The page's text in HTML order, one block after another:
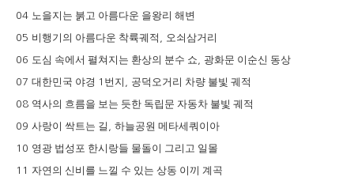
04 노을지는 붉고 아름다운 을왕리 해변
05 비행기의 아름다운 착륙궤적 오쇠삼거리
06 도심 속에서 펼쳐지는 환상의 분수 쇼 광화문 이순신 동상
07 대한민국 야경 1 번지 공덕오거리 차량 불빛 궤적
08 역사의 흐름을 보는 듯한 독립문 자동차 불빛 궤적
09 사랑이 싹트는 길 하늘공원 메타세쿼이아
10 영광 법성포 한시랑들 물돌이 그리고 일몰
11 자연의 신비를 느낄 수 있는 상동 이끼 계곡